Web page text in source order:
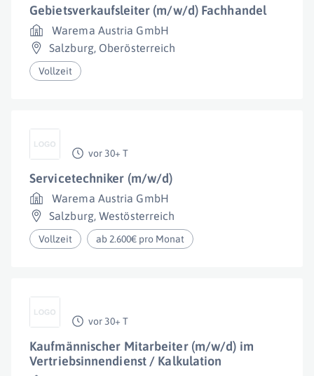
Gebietsverkaufsleiter (m/w/d) Fachhandel
Warema Austria GmbH
Salzburg, Oberösterreich
Vollzeit
vor 30+ T
Servicetechniker (m/w/d)
Warema Austria GmbH
Salzburg,Westösterreich
Vollzeit ab 2.600€ pro Monat
vor 30+ T
Kaufmännischer Mitarbeiter (m/w/d) im
Vertriebsinnendienst / Kalkulation